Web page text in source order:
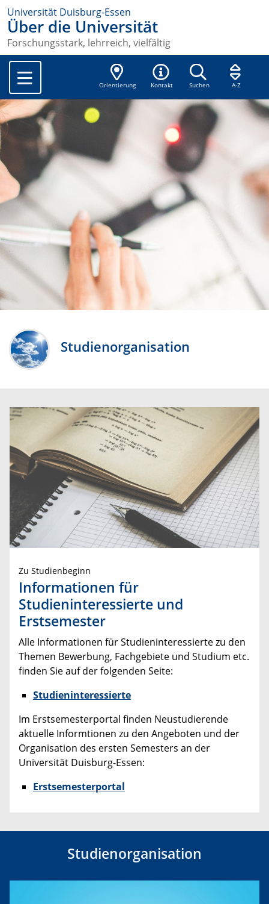
Universität Duisburg-Essen
Über die Universität
Forschungsstark, lehrreich, vielfältig
Orientierung Kontakt Suchen A-Z
Studienorganisation
Zu Studienbeginn
Informationen für
Studieninteressierte und
Erstsemester
Alle Informationen für Studieninteressierte zu den
Themen Bewerbung, Fachgebiete und Studium etc.
finden Sie auf der folgenden Seite:
Studieninteressierte
Im Erstsemesterportal finden Neustudierende
aktuelle Informtionen zu den Angeboten und der
Organisation des ersten Semesters an der
Universität Duisburg-Essen:
Erstsemesterportal
Studienorganisation